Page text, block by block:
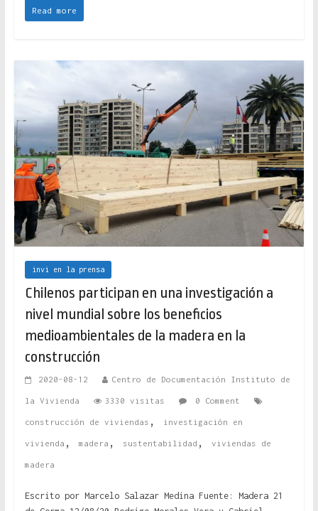
Read more
invi en la prensa
Chilenos participan en una investigación a
nivel mundial sobre los beneficios
medioambientales de la madera en la
construcción
2020-08-12 Centro de Documentación Instituto de
la Vivienda 3330 visitas 0 Comment
construcción de viviendas , investigación en
vivienda , madera , sustentabilidad , viviendas de
madera
Escrito por Marcelo Salazar Medina Fuente: Madera 21